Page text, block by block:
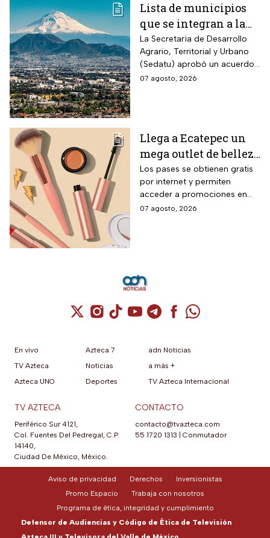
Lista de municipios
que se integran a la
Zona Metropolitana
del Valle de México
La Secretaría de Desarrollo
Agrario, Territorial y Urbano
(Sedatu) aprobó un acuerdo
para que se integren más
07 agosto, 2026
Llega a Ecatepec un
mega outlet de belleza
con entrada gratis y
descuentos de hasta el
80% durante 5 días
consecutivos en
Los pases se obtienen gratis
por internet y permiten
acceder a promociones en
maquillaje, perfumes y
07 agosto, 2026
Cuenta de X / Twitter (se abre en una
Cuenta de Instagram (se abre en una
Cuenta de TikTok (se abre en
Cuenta de YouTube (se abre
Cuenta de Telegram (se
Cuenta de
Cuenta de
En vivo
TV Azteca
Azteca UNO
Azteca 7
Noticias
Deportes
adn Noticias
a más +
TV Azteca Internacional
TV AZTECA
Periférico Sur 4121,
Col. Fuentes Del Pedregal, C.P.
14140,
Ciudad De México, México.
CONTACTO
contacto@tvazteca.com
55 1720 1313
Conmutador
Aviso de privacidad Derechos
Inversionistas
Promo Espacio
Trabaja con nosotros
Programa de ética, integridad y cumplimiento
Defensor de Audiencias y Código de Ética de Televisión